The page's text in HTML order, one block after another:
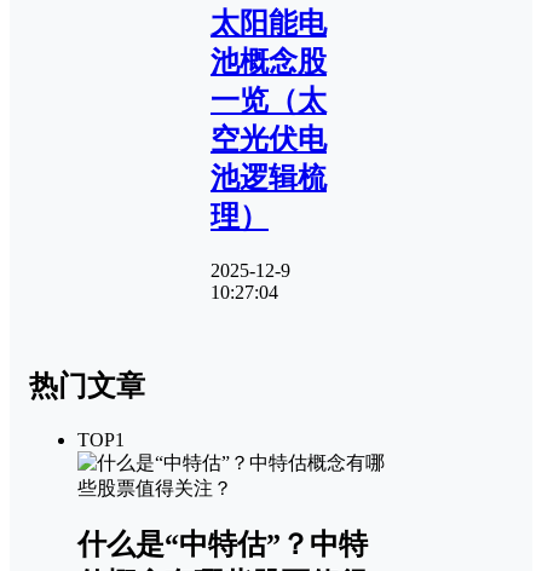
太阳能电
池概念股
一览（太
空光伏电
池逻辑梳
理）
2025-12-9
10:27:04
热门文章
TOP1
什么是“中特估”？中特